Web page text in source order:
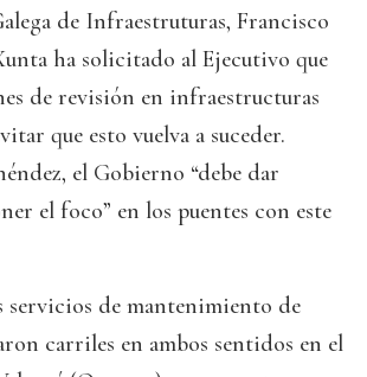
de Infraestruturas, Francisco
ha solicitado al Ejecutivo que
de revisión en infraestructuras
que esto vuelva a suceder.
el Gobierno “debe dar
el foco” en los puentes con este
servicios de mantenimiento de
carriles en ambos sentidos en el